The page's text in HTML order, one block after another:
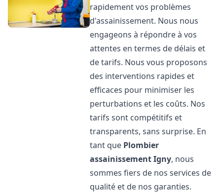
rapidement vos problèmes
d'assainissement. Nous nous
engageons à répondre à vos
attentes en termes de délais et
de tarifs. Nous vous proposons
des interventions rapides et
efficaces pour minimiser les
perturbations et les coûts. Nos
tarifs sont compétitifs et
transparents, sans surprise. En
tant que Plombier
assainissementIgny, nous
sommes fiers de nos services de
qualité et de nos garanties.